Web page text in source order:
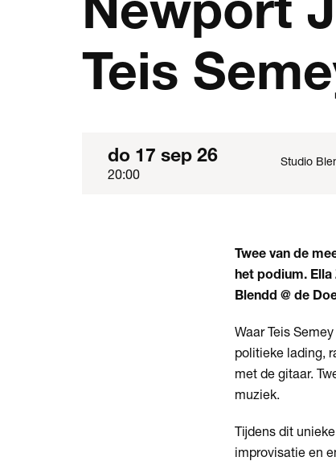
Teis
do 17 sep 26
20:00
Studio
Twee van de
het podium. Ella
Blendd @ de
Waar Teis
politieke lading,
met de gitaar.
muziek.
Tijdens dit
improvisatie en